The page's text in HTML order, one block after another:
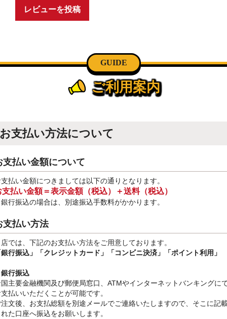
レビューを投稿
GUIDE
ご利用案内
お支払い方法について
支払い金額について
払い金額につきましては以下の通りとなります。
支払い金額＝表示金額（税込）＋送料（税込）
行振込の場合は、別途振込手数料がかかります。
支払い方法
では、下記のお支払い方法をご用意しております。
行振込」
「クレジットカード」「コンビニ決済」「ポイント利用」
行振込
主要金融機関及び郵便局窓口、ATMやインターネットバンキングに
払いいただくことが可能です。
文後、お支払総額を別途メールでご連絡いたしますので、そこに記
た口座へ振込をお願いします。